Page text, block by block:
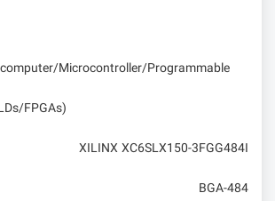
Microcontroller/Programmable
FPGAs)
XILINX XC6SLX150-3FGG484I
BGA-484